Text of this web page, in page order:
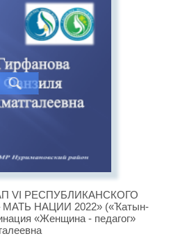
VI РЕСПУБЛИКАНСКОГО
НАЦИИ 2022» («Ҡатын-
«Женщина - педагог»